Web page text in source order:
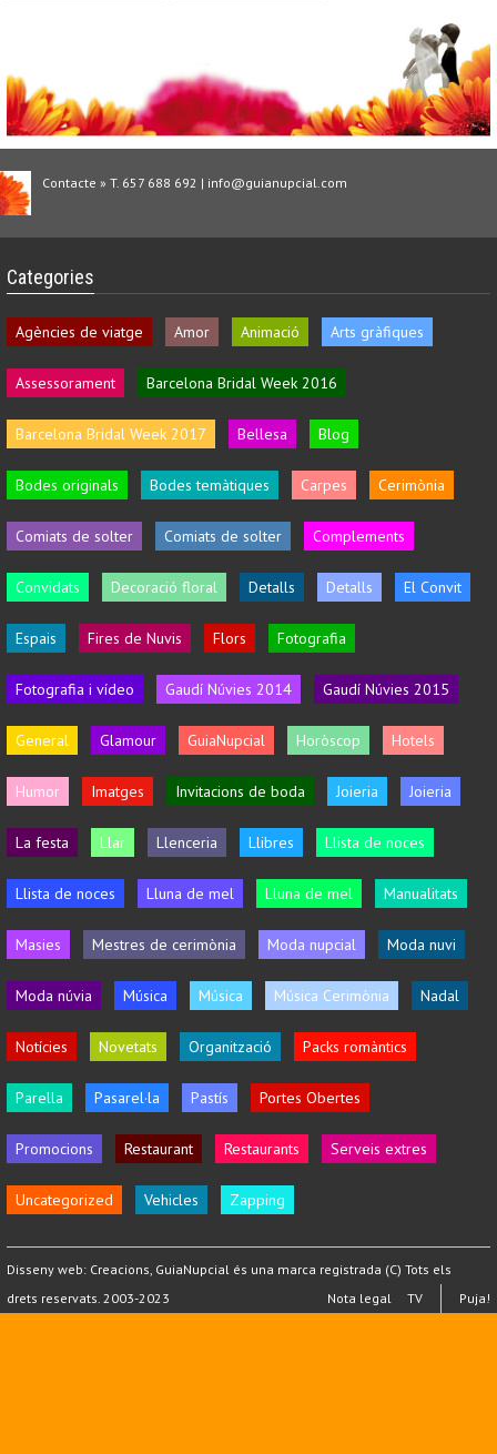
Contacte » T. 657 688 692 | info@guianupcial.com
Categories
Agències de viatge Amor Animació Arts gràfiques
Assessorament Barcelona Bridal Week 2016
Barcelona Bridal Week 2017 Bellesa Blog
Bodes originals Bodes temàtiques Carpes Cerimònia
Comiats de solter Comiats de solter Complements
Convidats Decoració floral Detalls Detalls El Convit
Espais Fires de Nuvis Flors Fotografia
Fotografia i vídeo Gaudí Núvies 2014 Gaudí Núvies 2015
General Glamour GuiaNupcial Horòscop Hotels
Humor Imatges Invitacions de boda Joieria Joieria
La festa Llar Llenceria Llibres Llista de noces
Llista de noces Lluna de mel Lluna de mel Manualitats
Masies Mestres de cerimònia Moda nupcial Moda nuvi
Moda núvia Música Música Música Cerimònia Nadal
Notícies Novetats Organització Packs romàntics
Parella Pasarel·la Pastís Portes Obertes
Promocions Restaurant Restaurants Serveis extres
Uncategorized Vehicles Zapping
Disseny web: Creacions , GuiaNupcial és una marca registrada (C) Tots els
drets reservats. 2003-2023
Puja!
Nota legal TV